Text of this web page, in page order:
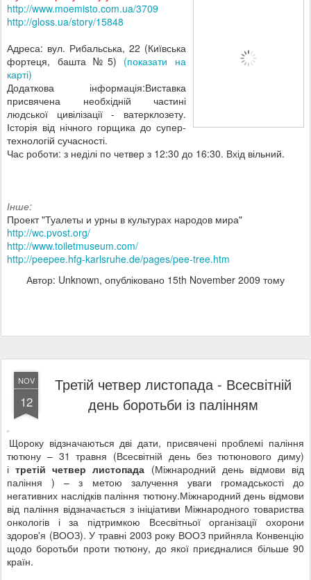
http://www.moemisto.com.ua/3709
http://gloss.ua/story/15848
Адреса: вул. Рибальська, 22 (Київська
фортеця, башта №5) (показати на
карті)
Додаткова інформація:Виставка
присвячена необхідній частині
людської цивілізації - ватерклозету.
Історія від нічного горщика до супер-
технологій сучасності.
Час роботи: з неділі по четвер з 12:30 до 16:30. Вхід вільний.
Інше:
Проект "Туалеты и урны в культурах народов мира"
http://wc.pvost.org/
http://www.toiletmuseum.com/
http://peepee.hfg-karlsruhe.de/pages/pee-tree.htm
Автор: Unknown, опубліковано 15th November 2009 тому
NOV
12
Третій четвер листопада - Всесвітній
день боротьби із палінням
Щороку відзначаються дві дати, присвячені проблемі паління
тютюну – 31 травня (Всесвітній день без тютюнового диму)
ітретій четвер листопада (Міжнародний день відмови від
паління ) – з метою залучення уваги громадськості до
негативних наслідків паління тютюну.Міжнародний день відмови
від паління відзначається з ініціативи Міжнародного товариства
онкологів і за підтримкою Всесвітньої організації охорони
здоров'я (ВООЗ). У травні 2003 року ВООЗ прийняла Конвенцію
щодо боротьби проти тютюну, до якої приєдналися більше 90
країн.